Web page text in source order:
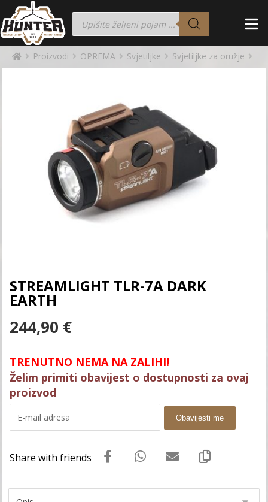
Proizvodi OPREMA Svjetiljke Svjetiljke za oružje
STREAMLIGHT TLR-7A DARK
EARTH
244,90 €
TRENUTNO NEMA NA ZALIHI!
Želim primiti obavijest o dostupnosti za ovaj
proizvod
Obavijesti me